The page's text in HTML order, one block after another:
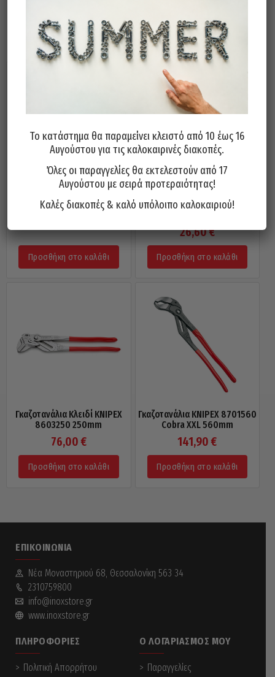
Σχετικά προϊόντα
Γκαζοτανάλια KNIPEX 8701300
Cobra 300mm
Προσθήκη στο καλάθι
Γκαζοτανάλια CR-V Τύπου
Knipex Με Κουμπί & Μόνωση
16″ 400mm 005286
26,60€
Προσθήκη στο καλάθι
Γκαζοτανάλια Κλειδί KNIPEX
8603250 250mm
76,00 €
Προσθήκη στο καλάθι
Γκαζοτανάλια KNIPEX 8701560
Cobra XXL 560mm
141,90€
Προσθήκη στο καλάθι
ΕΠΙΚΟΙΝΩΝΊΑ
Νέα Mοναστηριού 68, Θεσσαλονίκη 563 34
2310759800
info@inoxstore.gr
www.inoxstore.gr
ΠΛΗΡΟΦΟΡΊΕΣ
Πολιτική Απορρήτου
Ο ΛΟΓΑΡΙΑΣΜΌΣ ΜΟΥ
Παραγγελίες
Το κατάστημα θα παραμείνει κλειστό από 10 έως 16
Αυγούστου για τις καλοκαιρινές διακοπές.
Όλες οι παραγγελίες θα εκτελεστούν από 17
Αυγούστου με σειρά προτεραιότητας!
Καλές διακοπές & καλό υπόλοιπο καλοκαιριού!